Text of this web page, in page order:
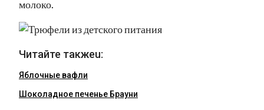
молоко.
Читайте такжеu:
Яблочные вафли
Шоколадное печенье Брауни